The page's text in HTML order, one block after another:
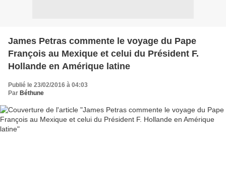
James Petras commente le voyage du Pape
François au Mexique et celui du Président F.
Hollande en Amérique latine
Publié le 23/02/2016 à 04:03
Par Béthune